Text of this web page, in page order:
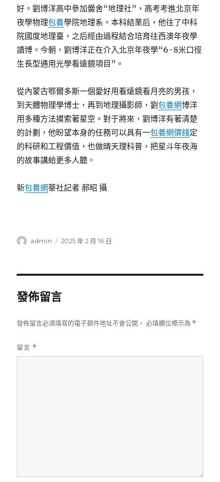
好。劉博洋高中參加黌舍“地理社”，高考考進北京年
夜學物理包養學院地理系。本科結業后，他往了中科
院國度地理臺，之后經由過程結合培育往西澳年夜學
讀博。今朝，劉博洋正在介入北京年夜學“6-8米口徑
生長型通用光學看遠鏡項目”。
從內蒙古鄂爾多斯一個愛好用看遠鏡看月亮的男孩，
到天體物理學博士，再到地理攝影師，劉包養網博洋
用多種方法摸索著星空。對于將來，劉博洋有著清楚
的計劃，他盼望本身的任務可以具有一包養網價錢定
的科研和工程價值，也做晴天理科普，把星斗年夜海
的故事講給更多人聽。
新包養網華社記者 郝昭 攝
作
admin
發
2025 年 2 月 16 日
發佈留言
發佈留言必須填寫的電子郵件地址不會公開。 必填欄位標示為 *
留言 *